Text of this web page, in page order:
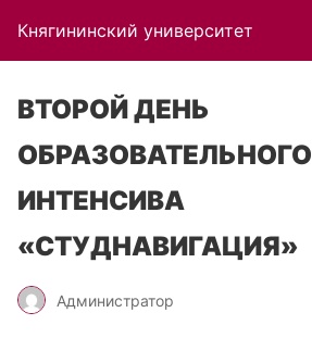
Княгининский университет
ВТОРОЙ ДЕНЬ
ОБРАЗОВАТЕЛЬНОГО
ИНТЕНСИВА
«СТУДНАВИГАЦИЯ»
Администратор